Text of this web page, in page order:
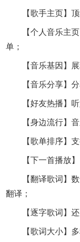
【歌手主页】顶
【个人音乐主页
单；
【音乐基因】展
【音乐分享】分
【好友热播】听
【身边流行】音
【歌单排序】支
【下一首播放】
【翻译歌词】数
翻译；
【逐字歌词】还
【歌词大小】多